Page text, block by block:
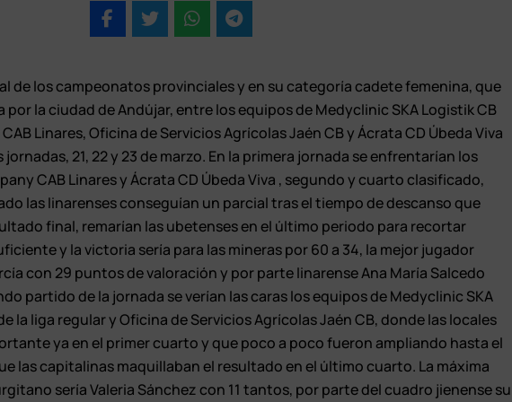
de los campeonatos provinciales y en su categoría cadete femenina, que
la ciudad de Andújar, entre los equipos de Medyclinic SKA Logistik CB
Linares, Oficina de Servicios Agrícolas Jaén CB y Ácrata CD Úbeda Viva
21, 22 y 23 de marzo. En la primera jornada se enfrentarían los
CAB Linares y Ácrata CD Úbeda Viva , segundo y cuarto clasificado,
las linarenses conseguían un parcial tras el tiempo de descanso que
final, remarían las ubetenses en el último periodo para recortar
y la victoria sería para las mineras por 60 a 34, la mejor jugador
con 29 puntos de valoración y por parte linarense Ana María Salcedo
partido de la jornada se verían las caras los equipos de Medyclinic SKA
la liga regular y Oficina de Servicios Agrícolas Jaén CB, donde las locales
ya en el primer cuarto y que poco a poco fueron ampliando hasta el
las capitalinas maquillaban el resultado en el último cuarto. La máxima
sería Valeria Sánchez con 11 tantos, por parte del cuadro jienense su